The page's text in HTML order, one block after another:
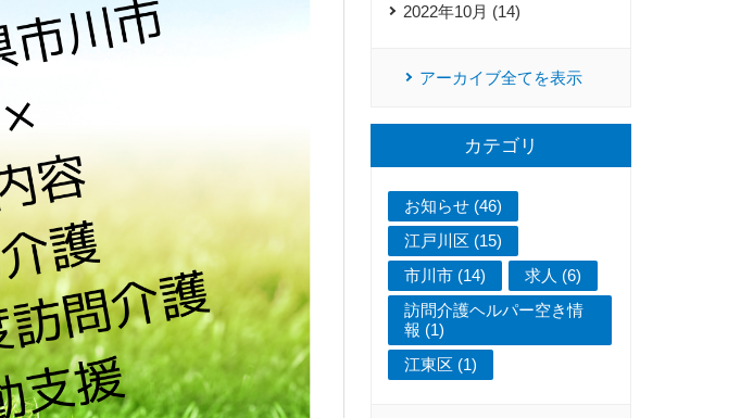
2022年10月 (14)
アーカイブ全てを表示
カテゴリ
お知らせ (46)
江戸川区 (15)
市川市 (14)
求人 (6)
訪問介護ヘルパー空き情
報 (1)
江東区 (1)